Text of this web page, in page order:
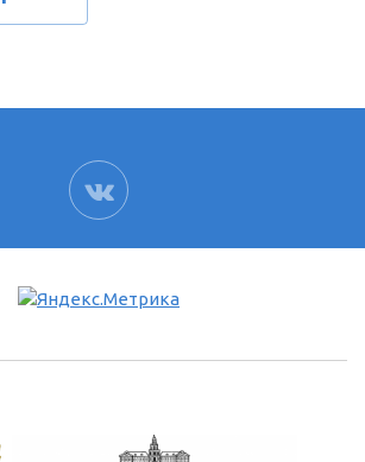
ВК